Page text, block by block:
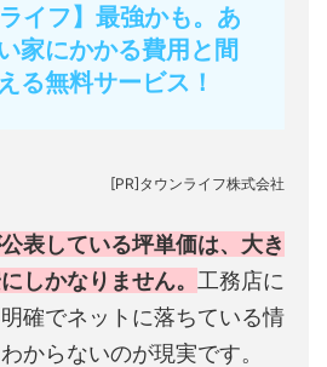
イフ】最強かも。あ
家にかかる費用と間
る無料サービス！
[PR]タウンライフ株式会社
表している坪単価は、大き
しかなりません。 工務店に
確でネットに落ちている情
からないのが現実です。